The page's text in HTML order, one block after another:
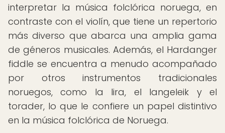
interpretar la música folclórica noruega, en
contraste con el violín, que tiene un repertorio
más diverso que abarca una amplia gama
de géneros musicales. Además, el Hardanger
fiddle se encuentra a menudo acompañado
por otros instrumentos tradicionales
noruegos, como la lira, el langeleik y el
torader, lo que le confiere un papel distintivo
en la música folclórica de Noruega.